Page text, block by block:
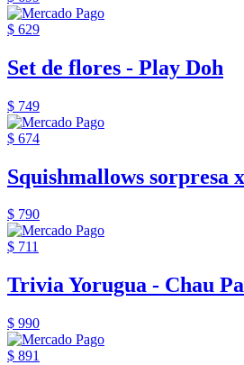
$ 629
Set de flores - Play Doh
$ 749
$ 674
Squishmallows sorpresa
$ 790
$ 711
Trivia Yorugua - Chau
$ 990
$ 891